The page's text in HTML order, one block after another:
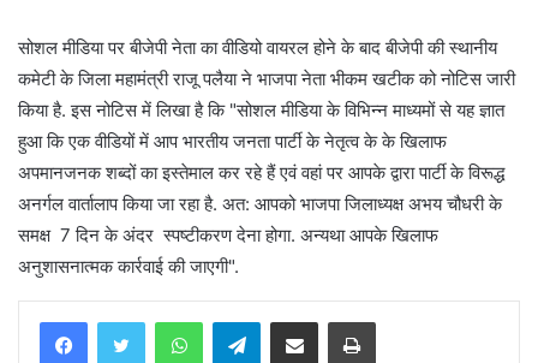
सोशल मीडिया पर बीजेपी नेता का वीडियो वायरल होने के बाद बीजेपी की स्थानीय
कमेटी के जिला महामंत्री राजू पलैया ने भाजपा नेता भीकम खटीक को नोटिस जारी
किया है. इस नोटिस में लिखा है कि "सोशल मीडिया के विभिन्न माध्यमों से यह ज्ञात
हुआ कि एक वीडियों में आप भारतीय जनता पार्टी के नेतृत्व के के खिलाफ
अपमानजनक शब्दों का इस्तेमाल कर रहे हैं एवं वहां पर आपके द्वारा पार्टी के विरूद्ध
अनर्गल वार्तालाप किया जा रहा है. अत: आपको भाजपा जिलाध्यक्ष अभय चौधरी के
समक्ष 7 दिन के अंदर स्पष्टीकरण देना होगा. अन्यथा आपके खिलाफ
अनुशासनात्मक कार्रवाई की जाएगी".
WhatsAppTelegramShare via Email Print